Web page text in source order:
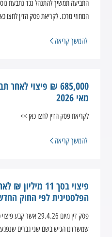
התביעה תמשיך להתנהל נגד נתבעת
המחוזי מרכז. לקריאת פסק הדין לחצו
להמשך קריאה
685,000 ₪ פיצוי
מאי 2026
לקריאת פסק הדין לחצו כאן >>
להמשך קריאה
פיצוי בסך 11
הפלסטינית לפי החוק